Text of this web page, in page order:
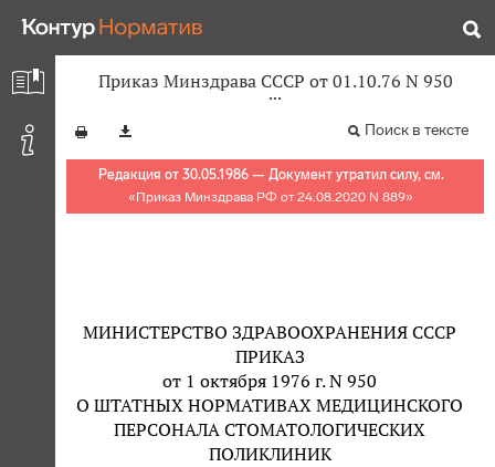
Приказ Минздрава СССР от 01.10.76 N 950
Поиск в тексте
Редакция от 30.05.1986 — Документ утратил силу, см.
«Приказ Минздрава РФ от 24.08.2020 N 889»
МИНИСТЕРСТВО ЗДРАВООХРАНЕНИЯ СССР
ПРИКАЗ
от 1 октября 1976 г. N 950
О ШТАТНЫХ НОРМАТИВАХ МЕДИЦИНСКОГО
ПЕРСОНАЛА СТОМАТОЛОГИЧЕСКИХ
ПОЛИКЛИНИК